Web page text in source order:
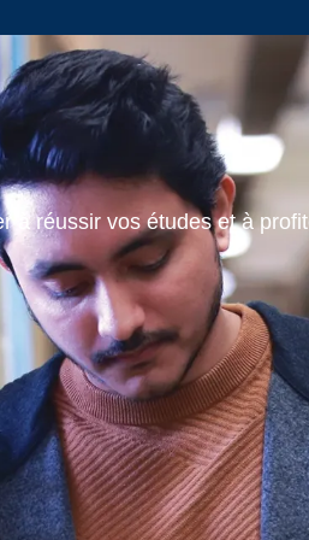
à réussir vos études et à